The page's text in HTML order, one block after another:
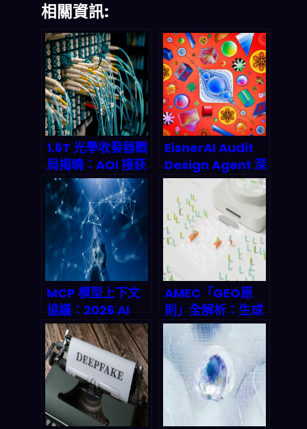
相關資訊:
1.6T 光學收發器戰
局揭曉：AOI 接获
hyperscale 大
單，AI 資料中心
networking 带宽
革命启动
EisnerAI Audit
Design Agent 深
度解析：會計師事
務所如何搶灘 AI
審計時代？
MCP 模型上下文
協議：2026 AI
Agent 革命的
「USB-C」連接
標準，開發者與企
業不可不知的基礎
設施
AMEC「GEO原
則」全解析：生成
式AI搜尋時代，品
牌能被AI「看見」
才是生存法則